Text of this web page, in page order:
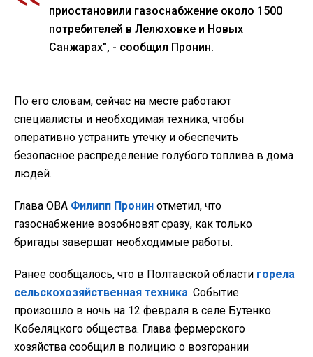
приостановили газоснабжение около 1500
потребителей в Лелюховке и Новых
Санжарах", - сообщил Пронин.
По его словам, сейчас на месте работают
специалисты и необходимая техника, чтобы
оперативно устранить утечку и обеспечить
безопасное распределение голубого топлива в дома
людей.
Глава ОВА Филипп Пронин отметил, что
газоснабжение возобновят сразу, как только
бригады завершат необходимые работы.
Ранее сообщалось, что в Полтавской области горела
сельскохозяйственная техника. Событие
произошло в ночь на 12 февраля в селе Бутенко
Кобеляцкого общества. Глава фермерского
хозяйства сообщил в полицию о возгорании